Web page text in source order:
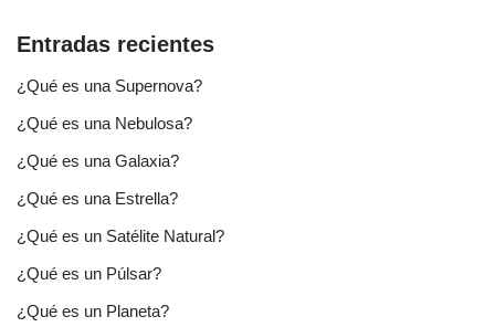
Entradas recientes
¿Qué es una Supernova?
¿Qué es una Nebulosa?
¿Qué es una Galaxia?
¿Qué es una Estrella?
¿Qué es un Satélite Natural?
¿Qué es un Púlsar?
¿Qué es un Planeta?